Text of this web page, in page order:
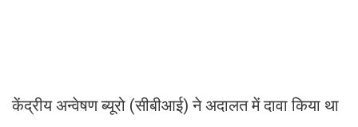
केंद्रीय अन्वेषण ब्यूरो (सीबीआई) ने अदालत में दावा किया था